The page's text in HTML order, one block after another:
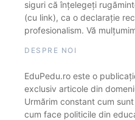
siguri că înțelegeți
(cu link), ca o declarație
profesionalism. Vă
DESPRE NOI
EduPedu.ro este o
exclusiv articole din
Urmărim constant cum
cum face politicile din